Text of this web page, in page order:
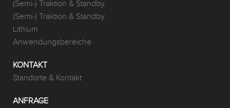
(Semi-) Traktion & Standby
(Semi-) Traktion & Standby
Lithium
Anwendungsbereiche
KONTAKT
Standorte & Kontakt
ANFRAGE